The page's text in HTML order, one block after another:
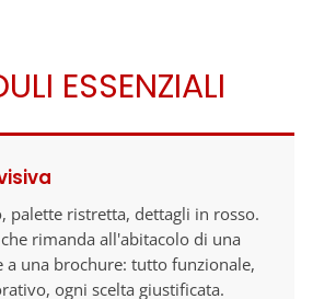
ESSENZIALI
palette ristretta, dettagli in rosso.
rimanda all'abitacolo di una
a una brochure: tutto funzionale,
ogni scelta giustificata.